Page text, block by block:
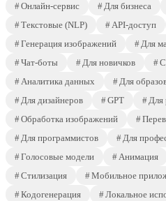
Онлайн-сервис Для бизнеса
Текстовые (NLP)
API-доступ
Генерация изображений
Для
Чат-боты
Для новичков
Аналитика данных
Для
Для дизайнеров
GPT
Для
Обработка изображений
Для программистов
Для
Голосовые модели
Анимация
Стилизация
Мобильное
Кодогенерация
Локальное